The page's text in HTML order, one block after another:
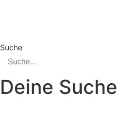
Suche
Deine Suche